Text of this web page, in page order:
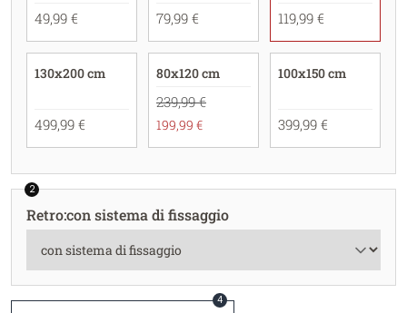
49,99 € 79,99 € 119,99 €
130x200 cm
499,99 €
80x120 cm
239,99 €
199,99 €
100x150 cm
399,99 €
2
Retro:con sistema di fissaggio
4